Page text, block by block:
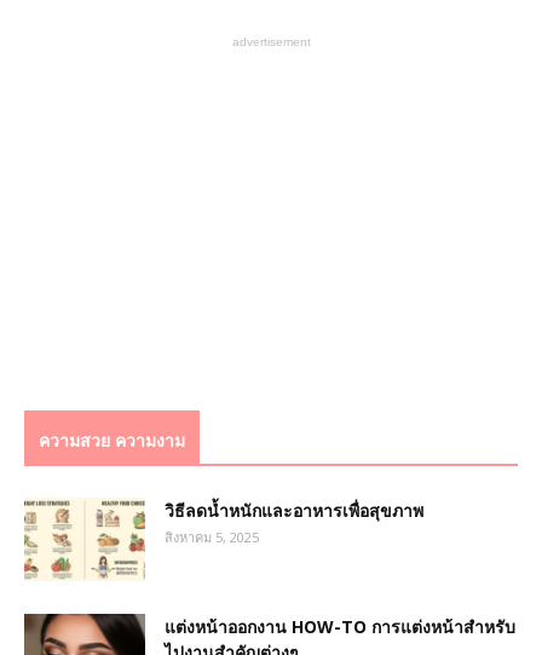
advertisement
ความสวย ความงาม
วิธีลดน้ำหนักและอาหารเพื่อสุขภาพ
สิงหาคม 5, 2025
แต่งหน้าออกงาน HOW-TO การแต่งหน้าสำหรับ